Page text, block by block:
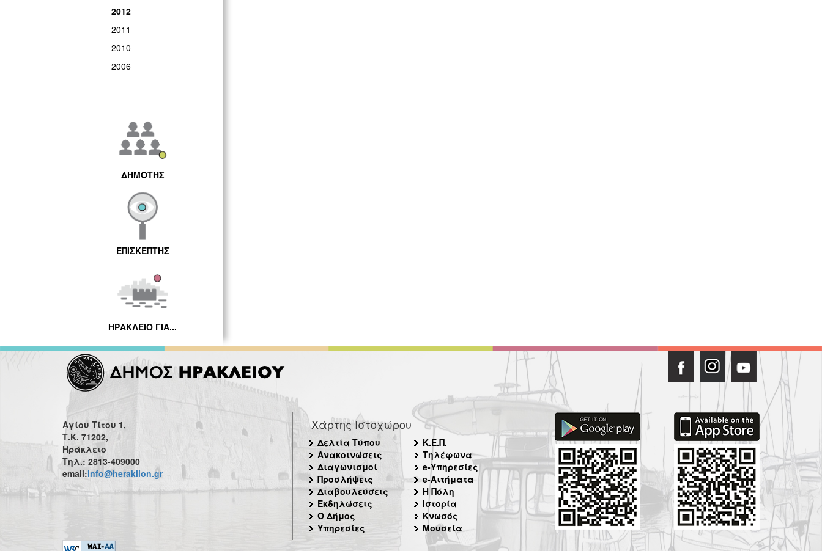
2012
2011
2010
2006
ΔΗΜΟΤΗΣ
ΕΠΙΣΚΕΠΤΗΣ
ΗΡΑΚΛΕΙΟ ΓΙΑ...
Αγίου Τίτου 1,
Τ.Κ. 71202,
Ηράκλειο
Τηλ.: 2813-409000
email:info@heraklion.gr
Χάρτης Ιστοχώρου
Δελτία Τύπου
Ανακοινώσεις
Διαγωνισμοί
Προσλήψεις
Διαβουλεύσεις
Εκδηλώσεις
Ο Δήμος
Υπηρεσίες
Κ.Ε.Π.
Τηλέφωνα
e-Υπηρεσίες
e-Αιτήματα
Η Πόλη
Ιστορία
Κνωσός
Μουσεία